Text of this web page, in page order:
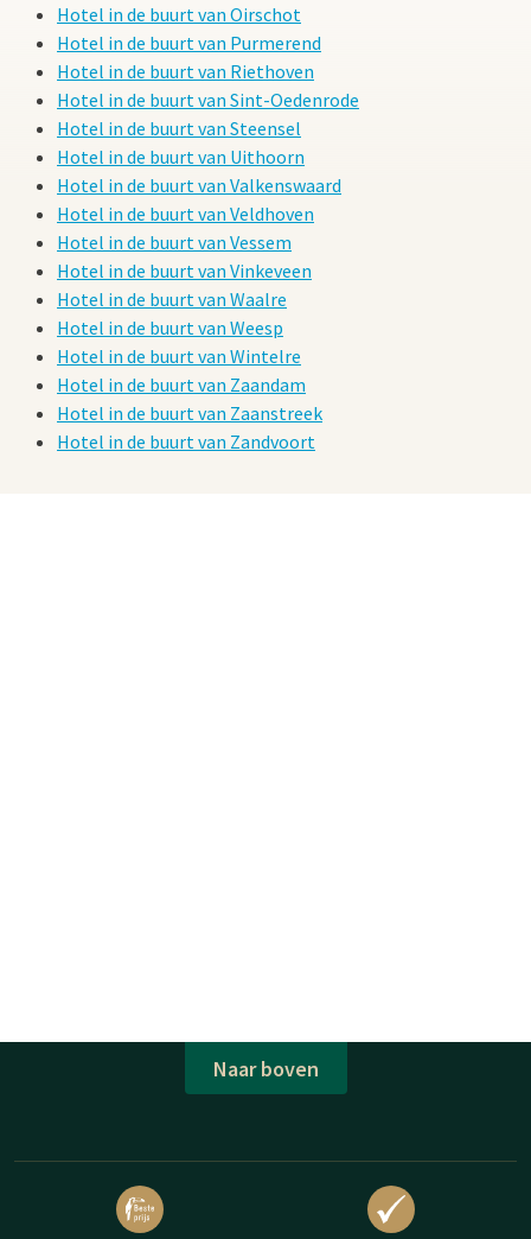
Hotel in de buurt van Oirschot
Hotel in de buurt van Purmerend
Hotel in de buurt van Riethoven
Hotel in de buurt van Sint-Oedenrode
Hotel in de buurt van Steensel
Hotel in de buurt van Uithoorn
Hotel in de buurt van Valkenswaard
Hotel in de buurt van Veldhoven
Hotel in de buurt van Vessem
Hotel in de buurt van Vinkeveen
Hotel in de buurt van Waalre
Hotel in de buurt van Weesp
Hotel in de buurt van Wintelre
Hotel in de buurt van Zaandam
Hotel in de buurt van Zaanstreek
Hotel in de buurt van Zandvoort
Naar boven